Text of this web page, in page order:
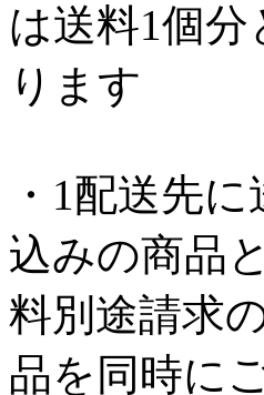
は送料1個分
ります
・1配送先に
込みの商品
料別途請求
品を同時に